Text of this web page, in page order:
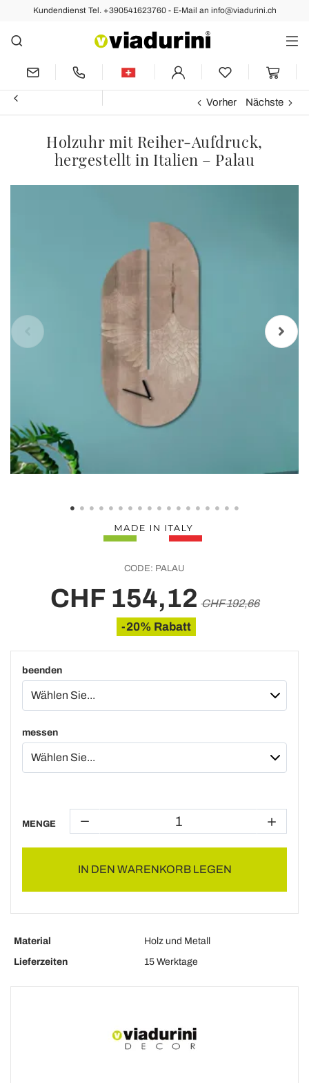
Kundendienst Tel. +390541623760 - E-Mail an info@viadurini.ch
Vorher Nächste
Holzuhr mit Reiher-Aufdruck,
hergestellt in Italien – Palau
CODE: PALAU
CHF 154,12 CHF 192,66
-20% Rabatt
beenden
messen
MENGE
IN DEN WARENKORB LEGEN
Material
Holz und Metall
Lieferzeiten
15 Werktage